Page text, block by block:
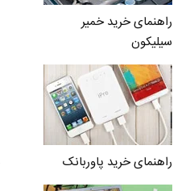
راهنمای خرید خمیر
سیلیکون
راهنمای خرید پاوربانک